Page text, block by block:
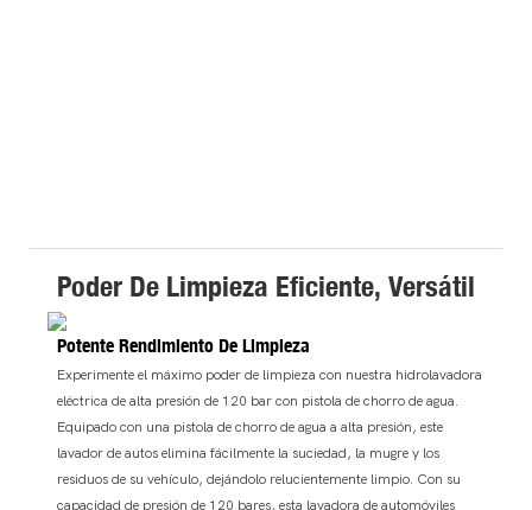
Poder De Limpieza Eficiente, Versátil
Potente Rendimiento De Limpieza
Experimente el máximo poder de limpieza con nuestra hidrolavadora
eléctrica de alta presión de 120 bar con pistola de chorro de agua.
Equipado con una pistola de chorro de agua a alta presión, este
lavador de autos elimina fácilmente la suciedad, la mugre y los
residuos de su vehículo, dejándolo relucientemente limpio. Con su
capacidad de presión de 120 bares, esta lavadora de automóviles